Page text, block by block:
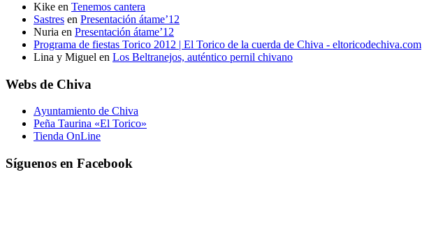
Kike en Tenemos cantera
Sastres en Presentación átame’12
Nuria en Presentación átame’12
Programa de fiestas Torico 2012 | El Torico de la cuerda de Chiva - eltoricodechiva.com
Lina y Miguel en Los Beltranejos, auténtico pernil chivano
Webs de Chiva
Ayuntamiento de Chiva
Peña Taurina «El Torico»
Tienda OnLine
Síguenos en Facebook